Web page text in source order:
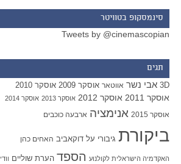
סינמסקופ בטוויטר
Tweets by @cinemascopian
תגים
3D אבי נשר אווטאר אוסקר 2009 אוסקר 2010
אוסקר 2011 אוסקר 2012 אוסקר 2013 אוסקר 2014
אוסקר 2015 אנימציה ארבעה כוכבים
ביקורת גיבורי על דוקאביב האחים כהן
האקדמיה הישראלית לקולנוע הספד הערת שוליים וודי